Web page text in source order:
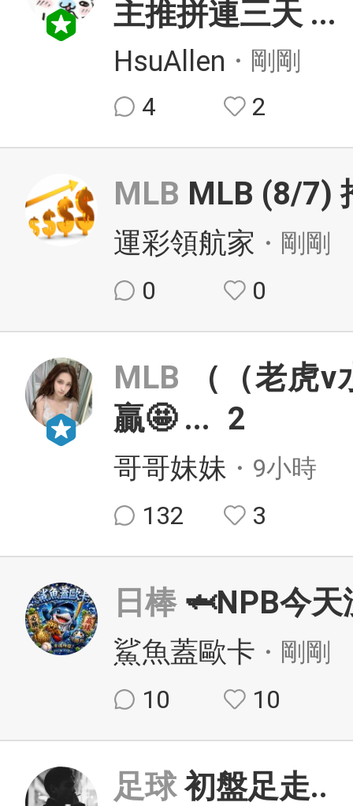
主推拼連三天 ...
HsuAllen ・剛剛
4
2
MLB MLB (8/7)
運彩領航家 ・剛剛
0
0
MLB
（（老虎
贏🤩 ... 2
哥哥妹妹 ・9小時
132
3
日棒 🦈NPB今
鯊魚蓋歐卡 ・剛剛
10
10
足球 初盤足走..